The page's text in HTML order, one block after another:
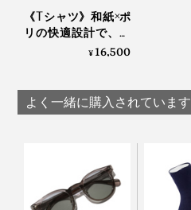
《Tシャツ》和紙×ポ
リの快適設計で、湿
気を吸って逃す、
シャツ」｜K-3B
¥16,500
よく一緒に購入されています